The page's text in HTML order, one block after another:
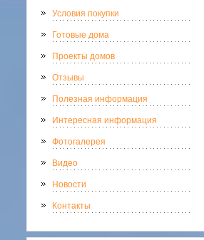
Условия покупки
Готовые дома
Проекты домов
Отзывы
Полезная информация
Интересная информация
Фотогалерея
Видео
Новости
Контакты